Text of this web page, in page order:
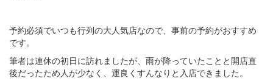
予約必須でいつも行列の大人気店なので、事前の予約がおすすめ
です。
筆者は連休の初日に訪れましたが、雨が降っていたことと開店直
後だったため人が少なく、運良くすんなりと入店できました。